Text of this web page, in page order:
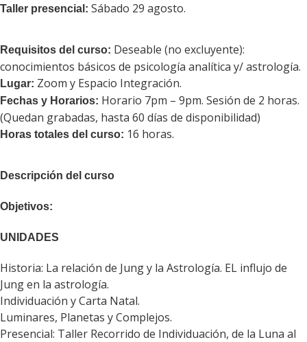
Taller presencial: Sábado 29 agosto.
Requisitos del curso: Deseable (no excluyente):
conocimientos básicos de psicología analítica y/ astrología.
Lugar: Zoom y Espacio Integración.
Fechas y Horarios: Horario 7pm – 9pm. Sesión de 2 horas.
(Quedan grabadas, hasta 60 días de disponibilidad)
Horas totales del curso: 16 horas.
Descripción del curso
Objetivos:
UNIDADES
Historia: La relación de Jung y la Astrología. EL influjo de
Jung en la astrología.
Individuación y Carta Natal.
Luminares, Planetas y Complejos.
Presencial: Taller Recorrido de Individuación, de la Luna al